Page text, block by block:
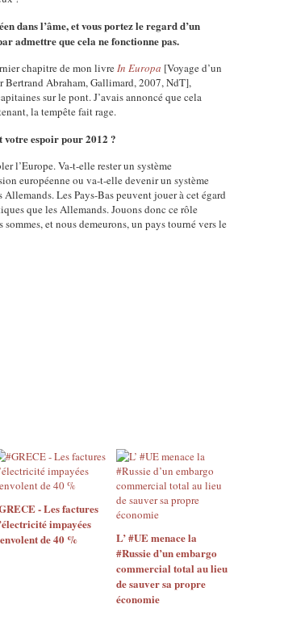
dans l’âme, et vous portez le regard d’un
admettre que cela ne fonctionne pas.
chapitre de mon livreIn Europa [Voyage d’un
Bertrand Abraham, Gallimard, 2007, NdT],
sur le pont. J’avais annoncé que cela
la tempête fait rage.
votre espoir pour 2012 ?
l’Europe. Va-t-elle rester un système
européenne ou va-t-elle devenir un système
Les Pays-Bas peuvent jouer à cet égard
que les Allemands. Jouons donc ce rôle
et nous demeurons, un pays tourné vers le
- Les factures
impayées
de 40 %
L’ #UE menace la
#Russie d’un embargo
commercial total au lieu
de sauver sa propre
économie